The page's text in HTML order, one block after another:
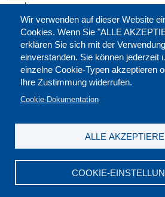
Wir verwenden auf dieser Website
Cookies. Wenn Sie "ALLE
erklären Sie sich mit der
einverstanden. Sie können jederzeit
einzelne Cookie-Typen akzeptieren
Ihre Zustimmung widerrufen.
Cookie-Dokumentation
COOKIE-
ALLE
merken:
DGB-Bildungswerk NRW e.V. © 2026